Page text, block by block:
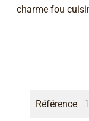
charme fou
Référence